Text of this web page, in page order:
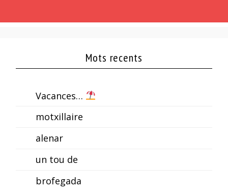
Mots recents
Vacances…
motxillaire
alenar
un tou de
brofegada